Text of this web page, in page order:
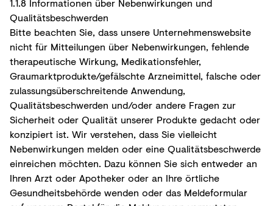
Qualitätsbeschwerden
Bitte beachten Sie, dass unsere Unternehmenswebsite
nicht für Mitteilungen über Nebenwirkungen, fehlende
therapeutische Wirkung, Medikationsfehler,
Graumarktprodukte/gefälschte Arzneimittel, falsche oder
zulassungsüberschreitende Anwendung,
Qualitätsbeschwerden und/oder andere Fragen zur
Sicherheit oder Qualität unserer Produkte gedacht oder
konzipiert ist. Wir verstehen, dass Sie vielleicht
Nebenwirkungen melden oder eine Qualitätsbeschwerde
einreichen möchten. Dazu können Sie sich entweder an
Ihren Arzt oder Apotheker oder an Ihre örtliche
Gesundheitsbehörde wenden oder das Meldeformular